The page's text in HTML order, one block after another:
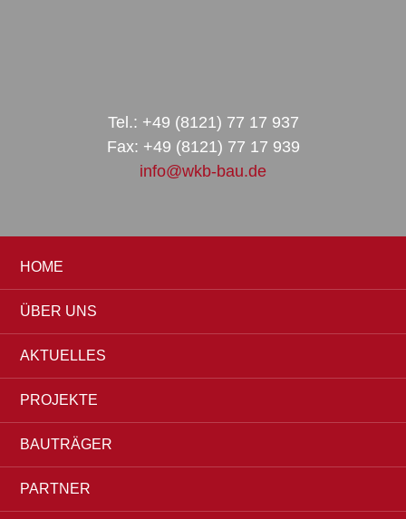
Tel.: +49 (8121) 77 17 937
Fax: +49 (8121) 77 17 939
info@wkb-bau.de
HOME
ÜBER UNS
AKTUELLES
PROJEKTE
BAUTRÄGER
PARTNER